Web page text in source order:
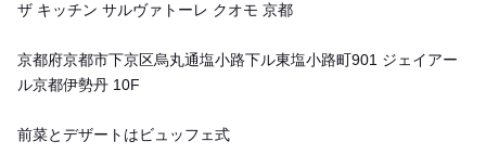
ザ キッチン サルヴァトーレ クオモ 京都
京都府京都市下京区烏丸通塩小路下ル東塩小路町901 ジェイアー
ル京都伊勢丹 10F
前菜とデザートはビュッフェ式